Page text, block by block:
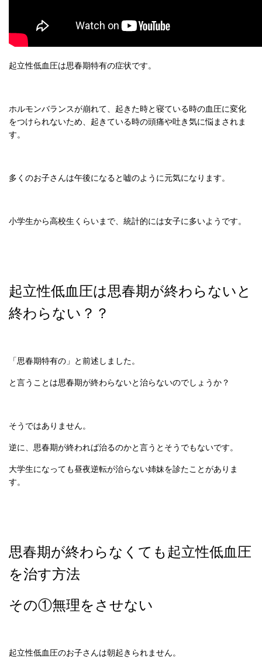
起立性低血圧は思春期特有の症状です。
ホルモンバランスが崩れて、起きた時と寝ている時の血圧に変化
をつけられないため、起きている時の頭痛や吐き気に悩まされま
す。
多くのお子さんは午後になると嘘のように元気になります。
小学生から高校生くらいまで、統計的には女子に多いようです。
起立性低血圧は思春期が終わらないと
終わらない？？
「思春期特有の」と前述しました。
と言うことは思春期が終わらないと治らないのでしょうか？
そうではありません。
逆に、思春期が終われば治るのかと言うとそうでもないです。
大学生になっても昼夜逆転が治らない姉妹を診たことがありま
す。
思春期が終わらなくても起立性低血圧
を治す方法
その①無理をさせない
起立性低血圧のお子さんは朝起きられません。